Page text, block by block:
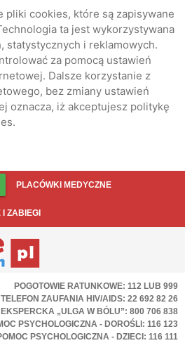
pliki cookies, które są zapisywane
ta jest wykorzystywana
statystycznych i reklamowych.
za pomocą ustawień
Dalsze korzystanie z
bez zmiany ustawień
oznacza, iż akceptujesz politykę
PLACÓWKI MEDYCZNE
ZABIEGI
POGOTOWIE RATUNKOWE: 112 LUB 999
TELEFON ZAUFANIA HIV/AIDS: 22 692 82 26
EKSPERCKA „ULGA W BÓLU”: 800 706 838
PSYCHOLOGICZNA - DOROŚLI: 116 123
PSYCHOLOGICZNA - DZIECI: 116 111